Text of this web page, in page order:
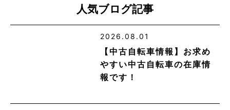
人気ブログ記事
2026.08.01
【中古自転車情報】お求め
やすい中古自転車の在庫情
報です！